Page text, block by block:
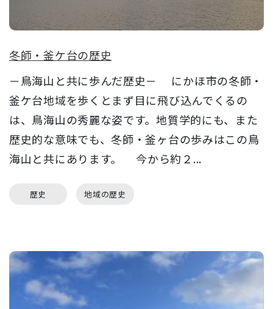
冬師・釜ケ台の歴史
－鳥海山と共に歩んだ歴史－ にかほ市の冬師・
釜ケ台地域を歩くとまず目に飛び込んでくるの
は、鳥海山の秀麗な姿です。地質学的にも、また
歴史的な意味でも、冬師・釜ヶ台の歩みはこの鳥
海山と共にあります。 今から約２...
歴史 地域の歴史